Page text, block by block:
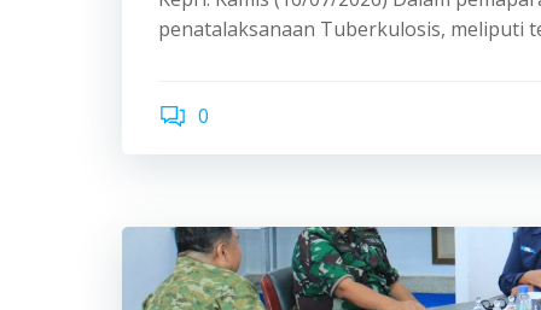
penatalaksanaan Tuberkulosis, meliputi
0